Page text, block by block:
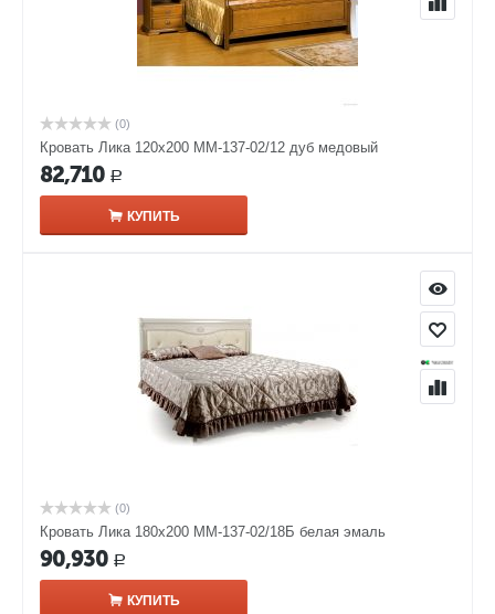
(0)
Кровать Лика 120х200 ММ-137-02/12 дуб медовый
82,710 Р
КУПИТЬ
(0)
Кровать Лика 180х200 ММ-137-02/18Б белая эмаль
90,930 Р
КУПИТЬ